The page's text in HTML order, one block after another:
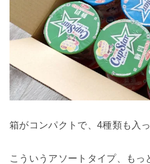
箱がコンパクトで、4種類も入
こういうアソートタイプ、もっ